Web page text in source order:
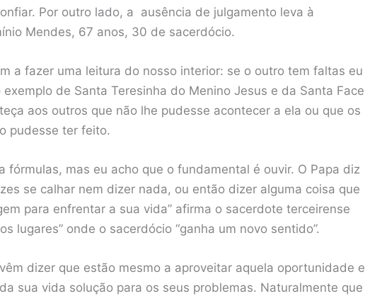
Por outro lado, a ausência de julgamento leva à
Mendes, 67 anos, 30 de sacerdócio.
a fazer uma leitura do nosso interior: se o outro tem faltas eu
de Santa Teresinha do Menino Jesus e da Santa Face
aos outros que não lhe pudesse acontecer a ela ou que os
pudesse ter feito.
fórmulas, mas eu acho que o fundamental é ouvir. O Papa diz
se calhar nem dizer nada, ou então dizer alguma coisa que
para enfrentar a sua vida” afirma o sacerdote terceirense
lugares” onde o sacerdócio “ganha um novo sentido”.
dizer que estão mesmo a aproveitar aquela oportunidade e
sua vida solução para os seus problemas. Naturalmente que